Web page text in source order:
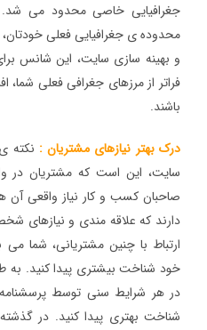
جغرافیایی خاصی محدود می شد.
محدوده ی جغرافیایی فعلی
و بهینه سازی سایت، این شانس
فراتر از مرزهای جغرافی فعلی شما،
باشند.
درک بهتر نیازهای مشتریان :
سایت، این است که مشتریان در
صاحبان کسب و کار نیاز واقعی آن
دارند که علاقه مندی و نیازهای
ارتباط با چنین مشتریانی، شما
خود شناخت بیشتری پیدا کنید. به
در هر شرایط سنی توسط
شناخت بهتری پیدا کنید. در